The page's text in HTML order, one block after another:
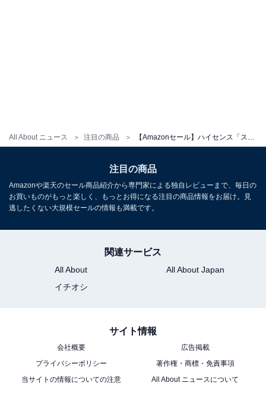
All About ニュース 注目の商品
【Amazon.co.jp限定】ハイセンス【3年保証】55V型
55E80S 4K Mini LED PRO 2.1.2ch 量子ドット 倍速パネ
ル ネット動画 スマート 2画面 ダブル録画 チューナー内蔵
ハイセンス「24A4N」
注目の商品
Amazonや楽天のセール商品紹介から専門家による独自レビューまで、毎日の
お買いものがもっと楽しく、もっとお得になる注目の商品情報をお届け。見
逃したくない大規模セールの情報も満載です。
関連サービス
All About
All About Japan
イチオシ
サイト情報
会社概要
広告掲載
プライバシーポリシー
著作権・商標・免責事項
当サイトの情報についての注意
All About ニュースについて